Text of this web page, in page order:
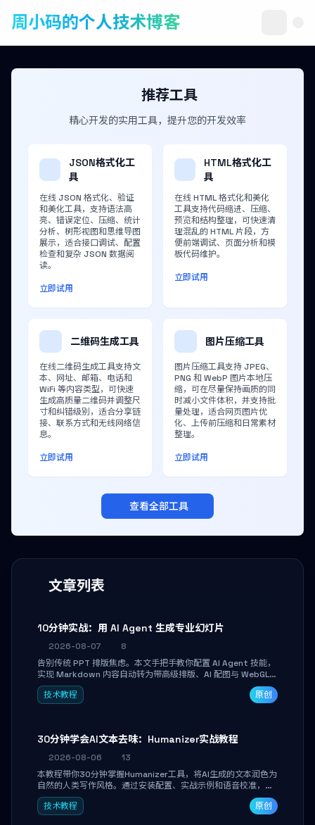
周小码的个人技术博客
文章列表
10分钟实战：用 AI Agent 生成专业幻灯片
2026-08-07
8
告别传统 PPT 排版焦虑。本文手把手教你配置 AI Agent 技能，
实现 Markdown 内容自动转为带高级排版、AI 配图与 WebGL
运行时的 HTML 幻灯片。只需专注内容，10 分钟即可产出可投
屏的专业级演示文稿。
技术教程 原创
30分钟学会AI文本去味：Humanizer实战教程
2026-08-06
13
本教程带你30分钟掌握Humanizer工具，将AI生成的文本润色为
自然的人类写作风格。通过安装配置、实战示例和语音校准，让
你的内容告别AI痕迹，匹配个人写作习惯，适合内容创作者和技
术博主。
技术教程 原创
推荐工具
精心开发的实用工具，提升您的开发效率
JSON格式化工
具
在线 JSON 格式化、验证
和美化工具，支持语法高
亮、错误定位、压缩、统计
分析、树形视图和思维导图
展示，适合接口调试、配置
检查和复杂 JSON 数据阅
读。
立即试用
HTML格式化工
具
在线 HTML 格式化和美化
工具支持代码缩进、压缩、
预览和结构整理，可快速清
理混乱的 HTML 片段，方
便前端调试、页面分析和模
板代码维护。
立即试用
二维码生成工具
在线二维码生成工具支持文
本、网址、邮箱、电话和
WiFi 等内容类型，可快速
生成高质量二维码并调整尺
寸和纠错级别，适合分享链
接、联系方式和无线网络信
息。
立即试用
图片压缩工具
图片压缩工具支持 JPEG、
PNG 和 WebP 图片本地压
缩，可在尽量保持画质的同
时减小文件体积，并支持批
量处理，适合网页图片优
化、上传前压缩和日常素材
整理。
立即试用
查看全部工具